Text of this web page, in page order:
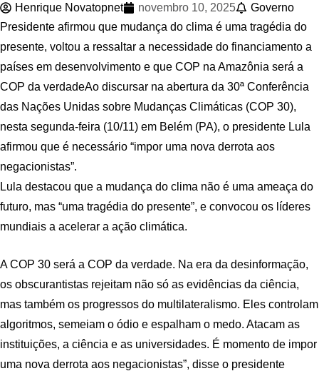
Henrique Novatopnet novembro 10, 2025
Governo
Presidente afirmou que mudança do clima é uma tragédia do
presente, voltou a ressaltar a necessidade do financiamento a
países em desenvolvimento e que COP na Amazônia será a
COP da verdadeAo discursar na abertura da 30ª Conferência
das Nações Unidas sobre Mudanças Climáticas (COP 30),
nesta segunda-feira (10/11) em Belém (PA), o presidente Lula
afirmou que é necessário “impor uma nova derrota aos
negacionistas”.
Lula destacou que a mudança do clima não é uma ameaça do
futuro, mas “uma tragédia do presente”, e convocou os líderes
mundiais a acelerar a ação climática.
A COP 30 será a COP da verdade. Na era da desinformação,
os obscurantistas rejeitam não só as evidências da ciência,
mas também os progressos do multilateralismo. Eles controlam
algoritmos, semeiam o ódio e espalham o medo. Atacam as
instituições, a ciência e as universidades. É momento de impor
uma nova derrota aos negacionistas”, disse o presidente